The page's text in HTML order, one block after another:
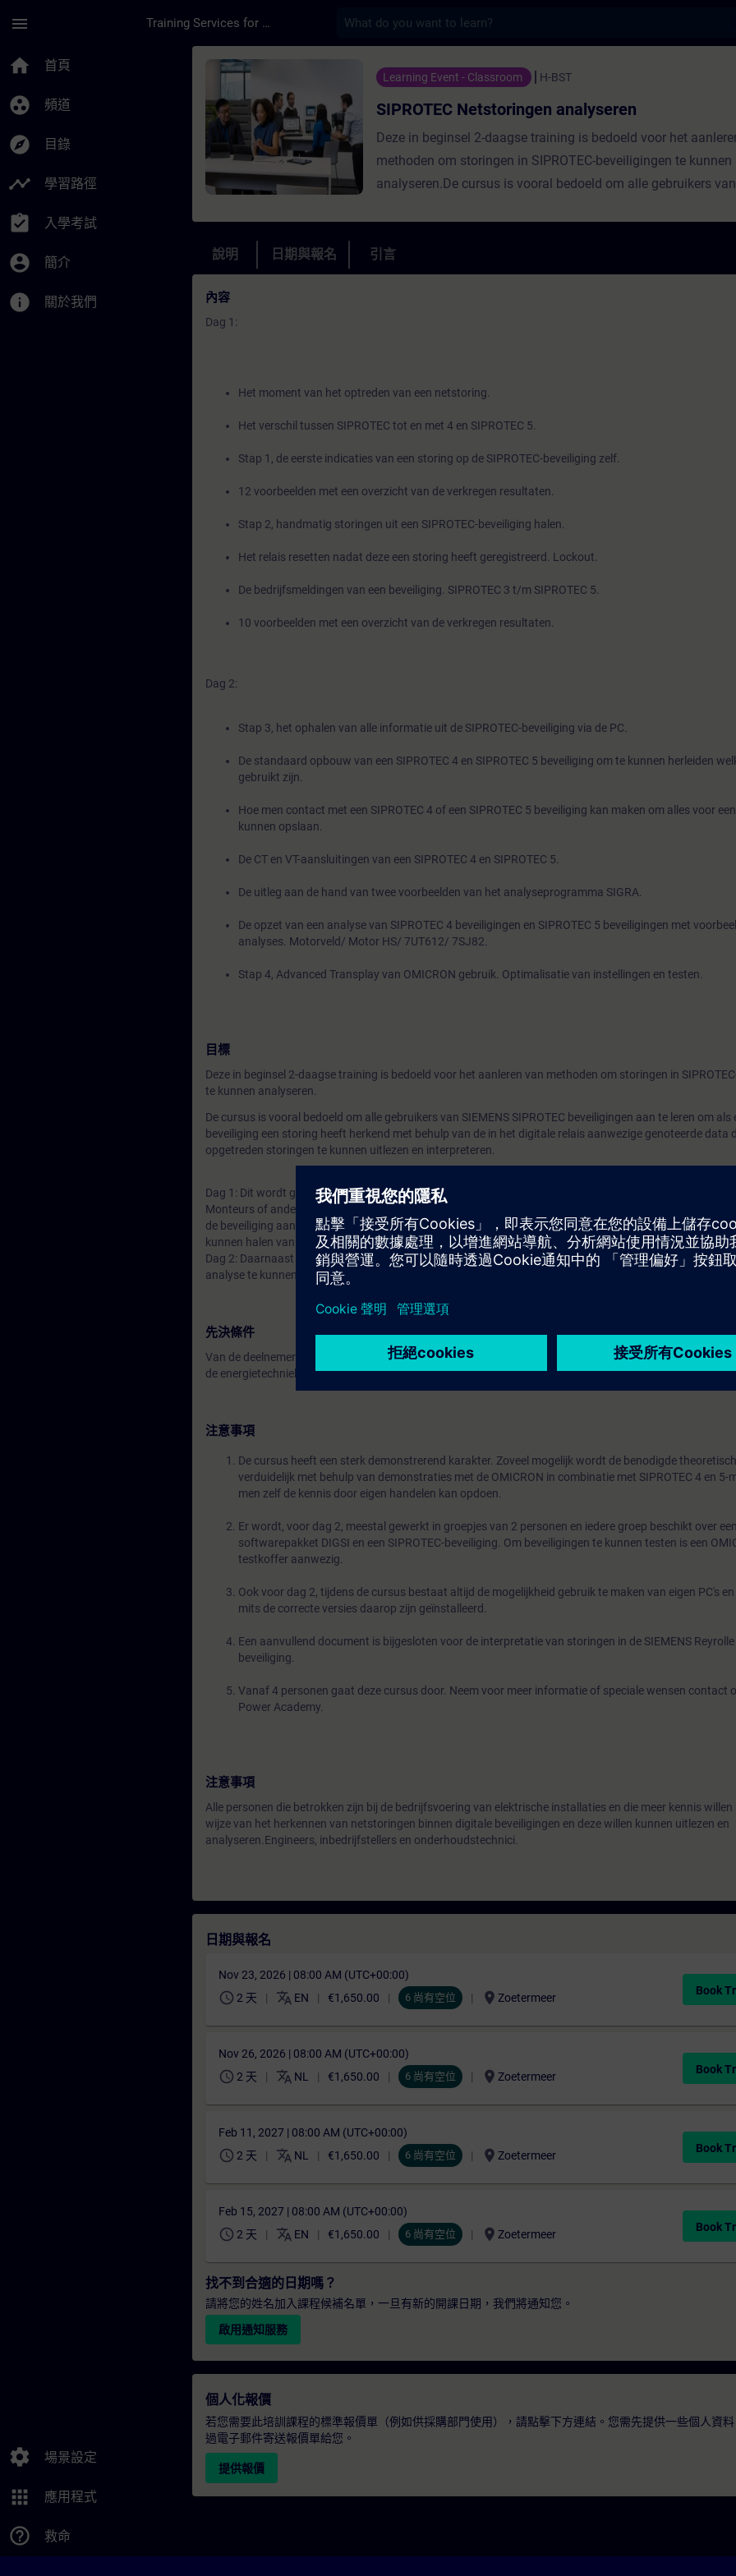
menu Training Services for Digital Industries
home 首頁
group_work 頻道
explore 目錄
timeline 學習路徑
assignment_turned_in 入學考試
account_circle 簡介
info 關於我們
settings 場景設定
apps 應用程式
help_outline 救命
課程 - SIPROTEC Netstoringen analyseren - 培訓 - 培訓 - 專業發
Learning Event - Classroom H-BST
SIPROTEC Netstoringen analyseren
Deze in beginsel 2-daagse training is bedoeld voor het
methoden om storingen in SIPROTEC-beveiligingen te kunnen
analyseren.De cursus is vooral bedoeld om alle gebruikers
genoteerde data deze opgetreden storingen te kunnen uitlezen
interpreteren. Dag 1: Dit wordt gedaan in verschillende
kunnen halen van de laatste storing. Dag 2: Daarnaast wordt
說明 日期與報名 引言
內容
Dag 1:
Het moment van het optreden van een netstoring.
Het verschil tussen SIPROTEC tot en met 4 en SIPROTEC 5.
Stap 1, de eerste indicaties van een storing op de SIPROTEC-beveiliging zelf.
12 voorbeelden met een overzicht van de verkregen resultaten.
Stap 2, handmatig storingen uit een SIPROTEC-beveiliging halen.
Het relais resetten nadat deze een storing heeft geregistreerd. Lockout.
De bedrijfsmeldingen van een beveiliging. SIPROTEC 3 t/m SIPROTEC 5.
10 voorbeelden met een overzicht van de verkregen resultaten.
Dag 2:
Stap 3, het ophalen van alle informatie uit de SIPROTEC-beveiliging via de PC.
De standaard opbouw van een SIPROTEC 4 en SIPROTEC 5 beveiliging om te kunnen herleiden
gebruikt zijn.
Hoe men contact met een SIPROTEC 4 of een SIPROTEC 5 beveiliging kan maken om alles voor
kunnen opslaan.
De CT en VT-aansluitingen van een SIPROTEC 4 en SIPROTEC 5.
De uitleg aan de hand van twee voorbeelden van het analyseprogramma SIGRA.
De opzet van een analyse van SIPROTEC 4 beveiligingen en SIPROTEC 5 beveiligingen met
analyses. Motorveld/ Motor HS/ 7UT612/ 7SJ82.
Stap 4, Advanced Transplay van OMICRON gebruik. Optimalisatie van instellingen en testen.
目標
Deze in beginsel 2-daagse training is bedoeld voor het aanleren van methoden om storingen in
te kunnen analyseren.
De cursus is vooral bedoeld om alle gebruikers van SIEMENS SIPROTEC beveiligingen aan te leren om als
beveiliging een storing heeft herkend met behulp van de in het digitale relais aanwezige genoteerde data
opgetreden storingen te kunnen uitlezen en interpreteren.
Dag 1: Dit wordt gedaan in verschillende stappen, zodat de eerste lijn herkenning door technische
Monteurs of andere medewerkers gedaan kan worden direct werkend met de data van de Leds en de in
de beveiliging aanwezige gegevens. Maar ook door in een tweede stap met de hand uit het relais de
kunnen halen van de laatste storing.
Dag 2: Daarnaast wordt ingegaan op de in het relais via een PC mogelijk extra aanwezige data om een
analyse te kunnen maken.
先決條件
Van de deelnemers wordt verwacht dat zij basiskennis hebben van de energietechniek of minimaal
de energietechniek. Als de 2e dag gevolgd wordt dan dient men dag 1 van de cursus ook te hebben
注意事項
De cursus heeft een sterk demonstrerend karakter. Zoveel mogelijk wordt de benodigde
verduidelijk met behulp van demonstraties met de OMICRON in combinatie met SIPROTEC 4 en 5-
men zelf de kennis door eigen handelen kan opdoen.
Er wordt, voor dag 2, meestal gewerkt in groepjes van 2 personen en iedere groep beschikt over
softwarepakket DIGSI en een SIPROTEC-beveiliging. Om beveiligingen te kunnen testen is een
testkoffer aanwezig.
Ook voor dag 2, tijdens de cursus bestaat altijd de mogelijkheid gebruik te maken van eigen PC's
mits de correcte versies daarop zijn geïnstalleerd.
Een aanvullend document is bijgesloten voor de interpretatie van storingen in de SIEMENS Reyrolle
beveiliging.
Vanaf 4 personen gaat deze cursus door. Neem voor meer informatie of speciale wensen contact
Power Academy.
注意事項
Alle personen die betrokken zijn bij de bedrijfsvoering van elektrische installaties en die meer kennis willen
wijze van het herkennen van netstoringen binnen digitale beveiligingen en deze willen kunnen uitlezen en
analyseren.Engineers, inbedrijfstellers en onderhoudstechnici.
日期與報名
Nov 23, 2026 | 08:00 AM (UTC+00:00)
schedule 2 天 translate EN €1,650.00 6 尚有空位 location_on Zoetermeer
Book
Nov 26, 2026 | 08:00 AM (UTC+00:00)
schedule 2 天 translate NL €1,650.00 6 尚有空位 location_on Zoetermeer
Book
Feb 11, 2027 | 08:00 AM (UTC+00:00)
schedule 2 天 translate NL €1,650.00 6 尚有空位 location_on Zoetermeer
Book
Feb 15, 2027 | 08:00 AM (UTC+00:00)
schedule 2 天 translate EN €1,650.00 6 尚有空位 location_on Zoetermeer
Book
找不到合適的日期嗎？
請將您的姓名加入課程候補名單，一旦有新的開課日期，我們將通知您。
啟用通知服務
個人化報價
若您需要此培訓課程的標準報價單（例如供採購部門使用），請點擊下方連結。您需先提供一些個人資
過電子郵件寄送報價單給您。
提供報價